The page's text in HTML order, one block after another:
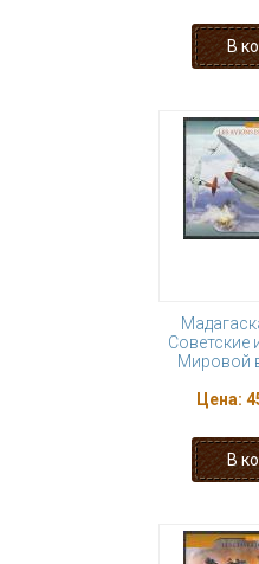
Советские
Мировой
Цена: